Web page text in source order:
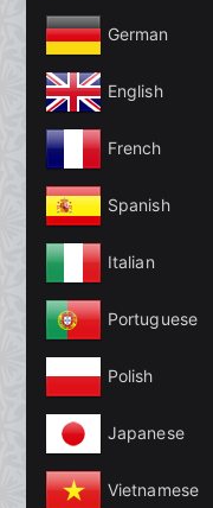
German
English
French
Spanish
Italian
Portuguese
Polish
Japanese
Vietnamese